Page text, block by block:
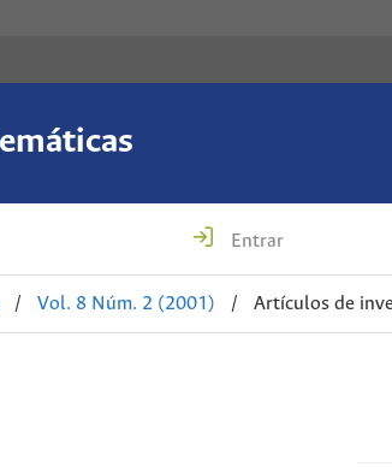
Entrar
/ Vol. 8 Núm. 2 (2001) / Artículos de